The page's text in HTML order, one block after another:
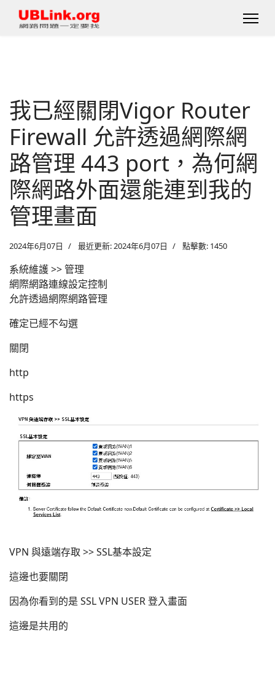
我已經關閉Vigor Router
Firewall 允許透過網際網
路管理 443 port，為何網
際網路外面還能連到我的
管理畫面
2024年6月07日 最近更新: 2024年6月07日 點擊數: 1450
系統維護 >> 管理
網際網路連線設定控制
允許透過網際網路管理
確定已經不勾選
關閉
http
https
VPN 與遠端存取 >> SSL基本設定
這邊也要關閉
因為你看到的是 SSL VPN USER 登入畫面
這邊是共用的